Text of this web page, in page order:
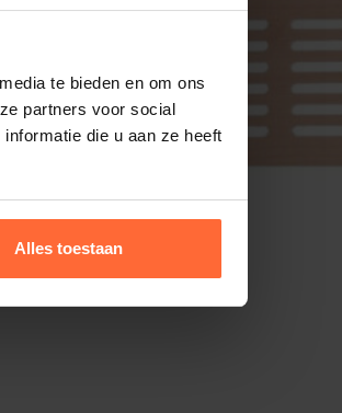
te bieden en om ons
partners voor social
die u aan ze heeft
Alles toestaan
Luchtrooster hout lang